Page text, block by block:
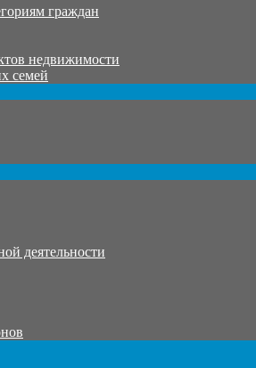
граждан
недвижимости
семей
деятельности